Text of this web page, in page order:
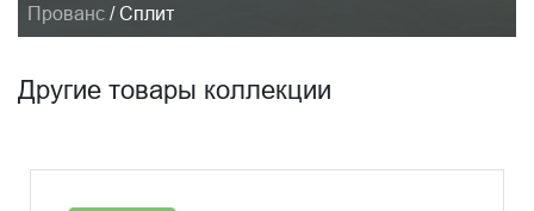
Прованс / Сплит
Другие товары коллекции